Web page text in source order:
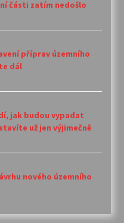
části zatím nedošlo
příprav územního
dál
jak budou vypadat
už jen výjimečně
nového územního